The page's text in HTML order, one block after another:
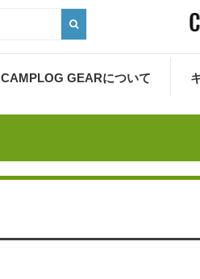
CAMPLOG GEARについて